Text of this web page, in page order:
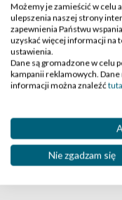
Możemy je zamieścić w celu
ulepszenia naszej strony
zapewnienia Państwu
uzyskać więcej informacji na
ustawienia.
Dane są gromadzone w celu
kampanii reklamowych. Dane
informacji można znaleźć
Nie zgadzam się